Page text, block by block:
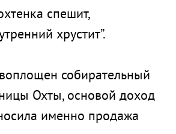
спешит,
хрустит”.
собирательный
Охты, основой доход
именно продажа